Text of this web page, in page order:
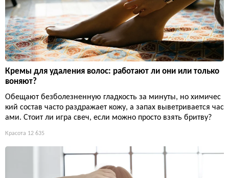
Кремы для удаления волос: работают ли они или только
воняют?
Обещают безболезненную гладкость за минуты, но химичес
кий состав часто раздражает кожу, а запах выветривается час
ами. Стоит ли игра свеч, если можно просто взять бритву?
Красота 12 635